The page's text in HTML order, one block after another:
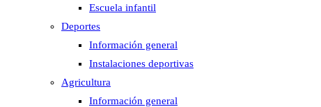
Escuela infantil
Deportes
Información general
Instalaciones deportivas
Agricultura
Información general